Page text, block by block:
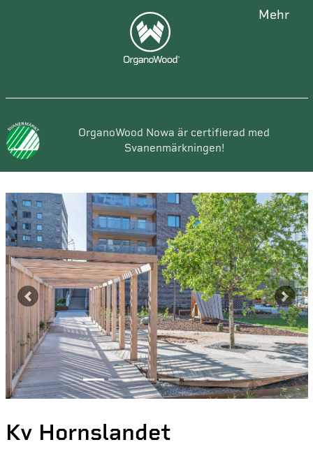
mehr
OrganoWood Nowa är certifierad med
Svanenmärkningen!
Previous Next
Kv Hornslandet